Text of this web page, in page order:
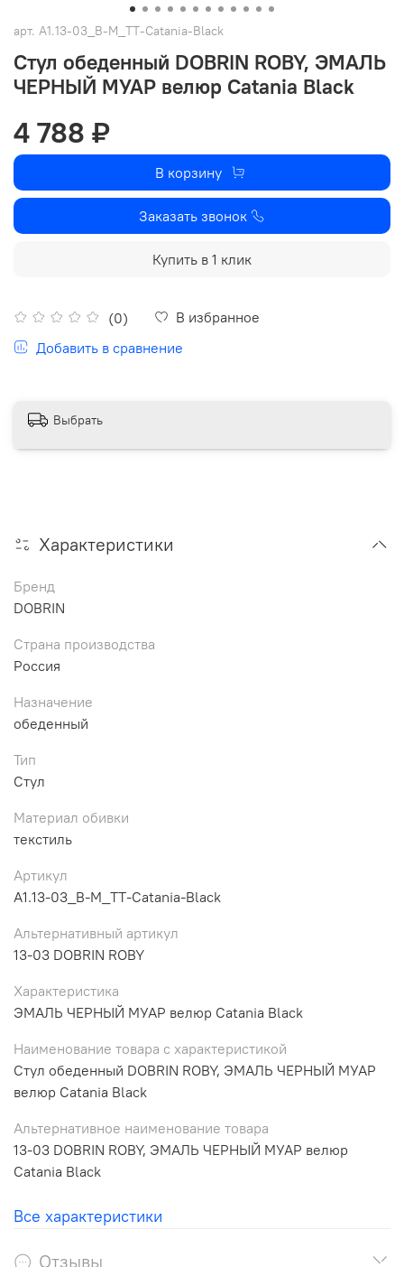
арт. A1.13-03_B-M_TT-Catania-Black
Стул обеденный DOBRIN ROBY, ЭМАЛЬ
ЧЕРНЫЙ МУАР велюр Catania Black
(0)
В избранное
Добавить в сравнение
4 788 ₽
В корзину
Заказать звонок
Купить в 1 клик
Выбрать
Характеристики
Бренд
DOBRIN
Страна производства
Россия
Назначение
обеденный
Тип
Стул
Материал обивки
текстиль
Артикул
A1.13-03_B-M_TT-Catania-Black
Альтернативный артикул
13-03 DOBRIN ROBY
Характеристика
ЭМАЛЬ ЧЕРНЫЙ МУАР велюр Catania Black
Наименование товара с характеристикой
Стул обеденный DOBRIN ROBY, ЭМАЛЬ ЧЕРНЫЙ МУАР
велюр Catania Black
Альтернативное наименование товара
13-03 DOBRIN ROBY, ЭМАЛЬ ЧЕРНЫЙ МУАР велюр
Catania Black
Все характеристики
Отзывы